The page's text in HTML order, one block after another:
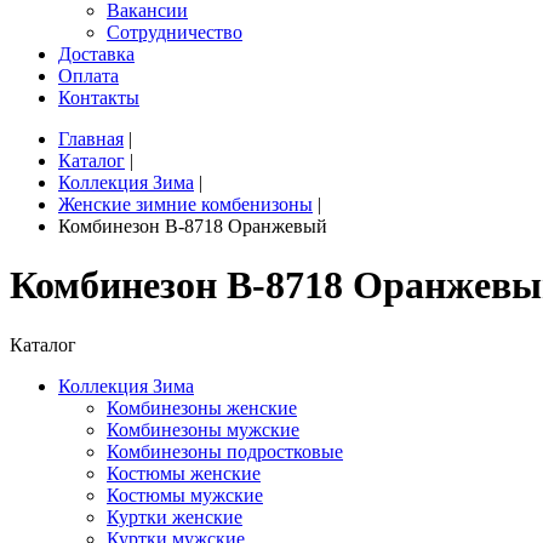
Вакансии
Сотрудничество
Доставка
Оплата
Контакты
Главная |
Каталог |
Коллекция Зима |
Женские зимние комбенизоны |
Комбинезон B-8718 Оранжевый
Комбинезон B-8718
Каталог
Коллекция Зима
Комбинезоны женские
Комбинезоны мужские
Комбинезоны подростковые
Костюмы женские
Костюмы мужские
Куртки женские
Куртки мужские